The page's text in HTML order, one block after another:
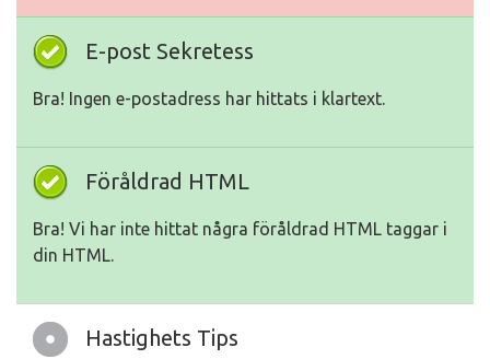
E-post Sekretess
Bra! Ingen e-postadress har hittats i klartext.
Föråldrad HTML
Bra! Vi har inte hittat några föråldrad HTML taggar i
din HTML.
Hastighets Tips